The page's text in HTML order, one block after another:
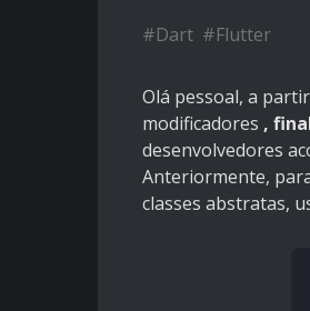
#Dart #Flutter
Olá pessoal, a
modificadores ,
desenvolvedores
Anteriormente,
classes abstratas,